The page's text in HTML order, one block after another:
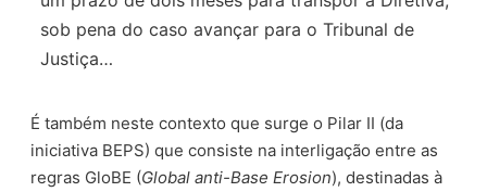
sob pena do caso avançar para o Tribunal de
Justiça…
É também neste contexto que surge o Pilar II (da
iniciativa BEPS) que consiste na interligação entre as
regras GloBE (Global anti-Base Erosion), destinadas à